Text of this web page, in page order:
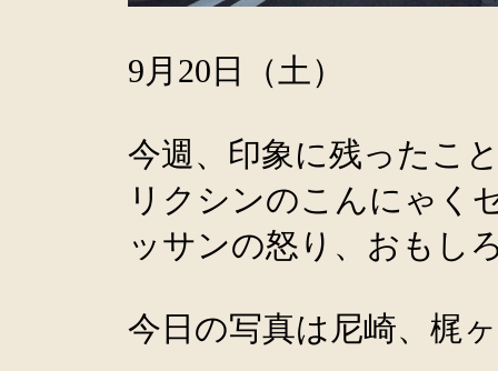
9月20日（土）
今週、印象に残ったこ
リクシンのこんにゃく
ッサンの怒り、おもし
今日の写真は尼崎、梶